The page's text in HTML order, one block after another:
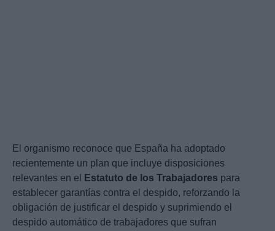
El organismo reconoce que España ha adoptado
recientemente un plan que incluye disposiciones
relevantes en el
Estatuto de los Trabajadores para
establecer garantías contra el despido, reforzando la
obligación de justificar el despido y suprimiendo el
despido automático de trabajadores que sufran